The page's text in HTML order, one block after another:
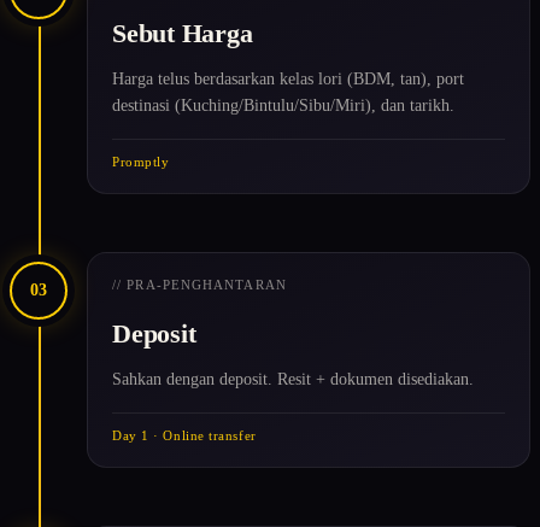
Sebut Harga
Harga telus berdasarkan kelas lori (BDM, tan), port
destinasi (Kuching/Bintulu/Sibu/Miri), dan tarikh.
Promptly
03 // PRA-PENGHANTARAN
Deposit
Sahkan dengan deposit. Resit + dokumen disediakan.
Day 1 · Online transfer